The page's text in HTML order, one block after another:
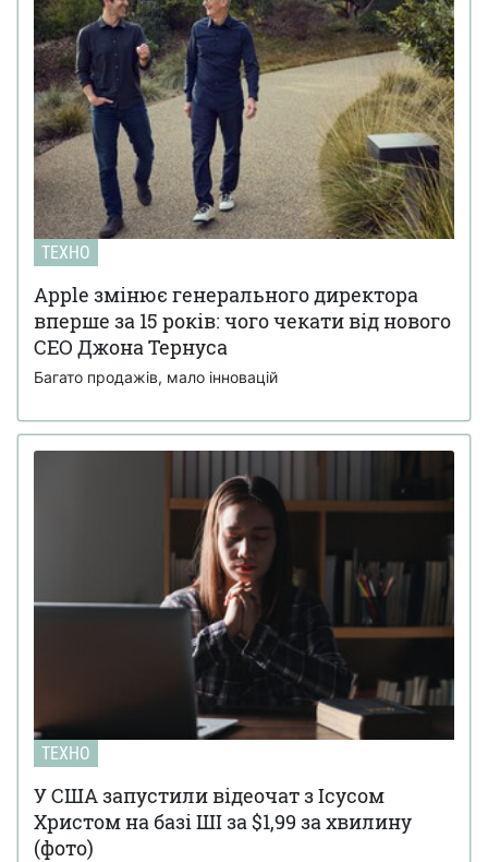
ТЕХНО
Apple змінює генерального директора
вперше за 15 років: чого чекати від нового
CEO Джона Тернуса
Багато продажів, мало інновацій
ТЕХНО
У США запустили відеочат з Ісусом
Христом на базі ШІ за $1,99 за хвилину
(фото)